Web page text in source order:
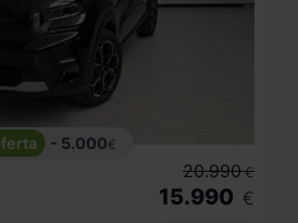
- 5.000€
20.990 €
15.990 €